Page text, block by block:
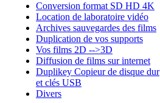
Conversion format SD HD 4K
Location de laboratoire vidéo
Archives sauvegardes des films
Duplication de vos supports
Vos films 2D -->3D
Diffusion de films sur internet
Duplikey Copieur de disque dur
et clés USB
Divers